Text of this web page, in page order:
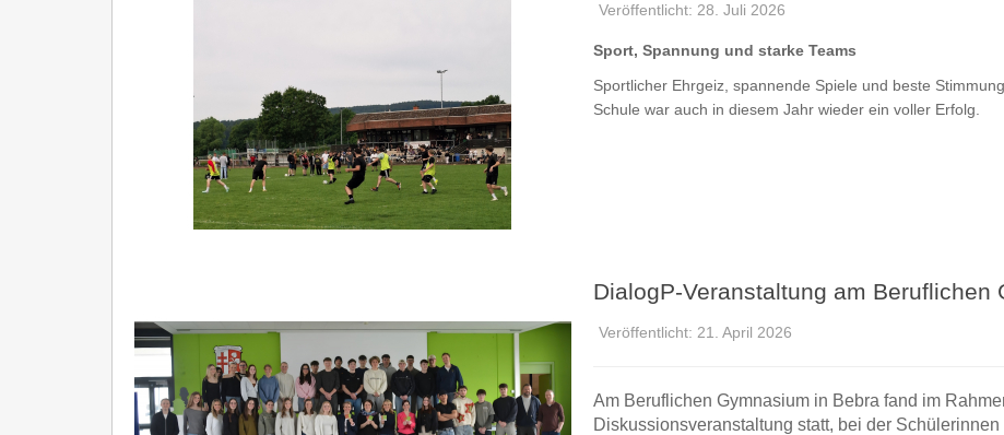
Veröffentlicht: 28. Juli 2026
Sport, Spannung und starke Teams
Sportlicher Ehrgeiz, spannende Spiele und beste
Schule war auch in diesem Jahr wieder ein voller Erfolg.
DialogP-Veranstaltung am Beruflichen
Veröffentlicht: 21. April 2026
Am Beruflichen Gymnasium in Bebra fand im
Diskussionsveranstaltung statt, bei der